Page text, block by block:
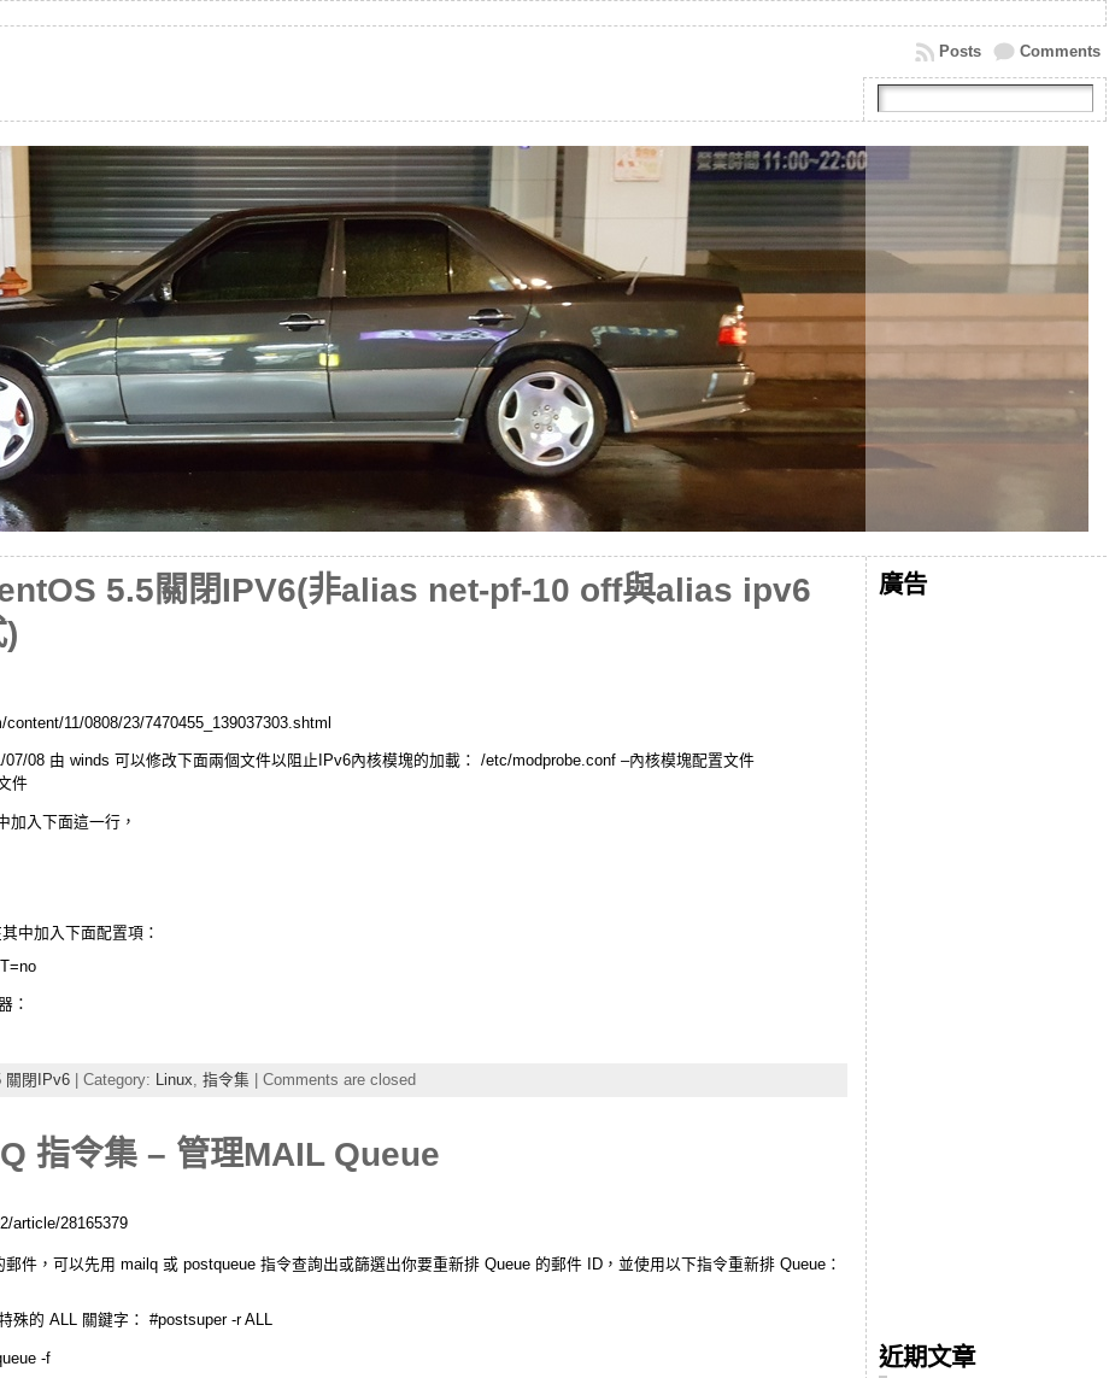
Comments
Posts
5.5關閉IPV6(非alias net-pf-10 off與alias ipv6
11/0808/23/7470455_139037303.shtml
08 由 winds 可以修改下面兩個文件以阻止IPv6內核模塊的加載： /etc/modprobe.conf –內核模塊配置文件
件
加入下面這一行，
中加入下面配置項：
：
關閉IPv6| Category: Linux 指令集 Comments are closed
指令集 – 管理MAIL Queue
article/28165379
件，可以先用 mailq 或 postqueue 指令查詢出或篩選出你要重新排 Queue 的郵件 ID，並使用以下指令重新排 Queue：
殊的 ALL 關鍵字： #postsuper -r ALL
-f
廣告
近期文章